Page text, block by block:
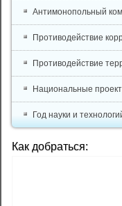
Антимонопольный
Противодействие
Противодействие
Национальные
Год науки и
Как добраться: